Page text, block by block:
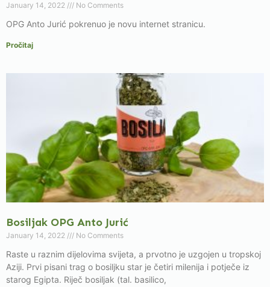
January 14, 2022 No Comments
OPG Anto Jurić pokrenuo je novu internet stranicu.
Pročitaj
Bosiljak OPG Anto Jurić
January 14, 2022 No Comments
Raste u raznim dijelovima svijeta, a prvotno je uzgojen u tropskoj
Aziji. Prvi pisani trag o bosiljku star je četiri milenija i potječe iz
starog Egipta. Riječ bosiljak (tal. basilico,